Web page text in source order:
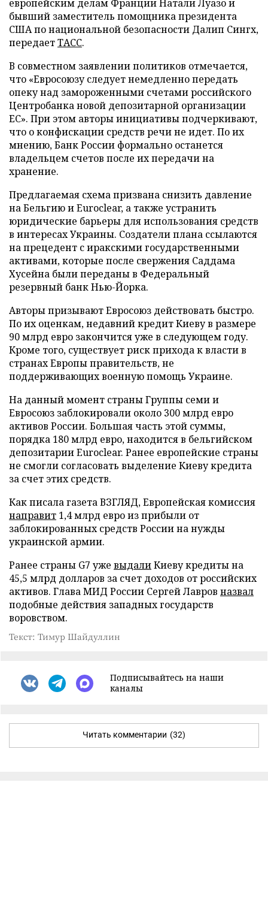
европейским делам Франции Натали Луазо и
бывший заместитель помощника президента
США по национальной безопасности Далип Сингх,
передаетТАСС.
В совместном заявлении политиков отмечается,
что «Евросоюзу следует немедленно передать
опеку над замороженными счетами российского
Центробанка новой депозитарной организации
ЕС». При этом авторы инициативы подчеркивают,
что о конфискации средств речи не идет. По их
мнению, Банк России формально останется
владельцем счетов после их передачи на
хранение.
Предлагаемая схема призвана снизить давление
на Бельгию и Euroclear, а также устранить
юридические барьеры для использования средств
в интересах Украины. Создатели плана ссылаются
на прецедент с иракскими государственными
активами, которые после свержения Саддама
Хусейна были переданы в Федеральный
резервный банк Нью-Йорка.
Авторы призывают Евросоюз действовать быстро.
По их оценкам, недавний кредит Киеву в размере
90 млрд евро закончится уже в следующем году.
Кроме того, существует риск прихода к власти в
странах Европы правительств, не
поддерживающих военную помощь Украине.
На данный момент страны Группы семи и
Евросоюз заблокировали около 300 млрд евро
активов России. Большая часть этой суммы,
порядка 180 млрд евро, находится в бельгийском
депозитарии Euroclear. Ранее европейские страны
не смогли согласовать выделение Киеву кредита
за счет этих средств.
Как писала газета ВЗГЛЯД, Европейская комиссия
направит 1,4 млрд евро из прибыли от
заблокированных средств России на нужды
украинской армии.
Ранее страны G7 уже выдалиКиеву кредиты на
45,5 млрд долларов за счет доходов от российских
активов. Глава МИД России Сергей Лавров назвал
подобные действия западных государств
воровством.
Текст: Тимур Шайдуллин
Подписывайтесь на наши
каналы
Читать комментарии (32)